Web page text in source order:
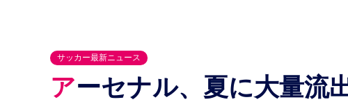
サッカー最新ニュース
アーセナル、夏に大量流出の可能性。英紙が考える